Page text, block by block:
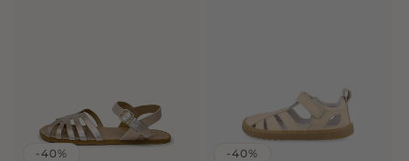
-40% -40%